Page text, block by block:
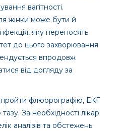
вагітності.
жінки може бути й
яку переносять
до цього захворювання
впродовж
від догляду за
пройти флюорографію, ЕКГ
За необхідності лікар
аналізів та обстежень